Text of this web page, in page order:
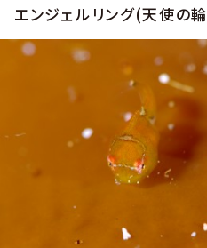
エンジェルリング(天使の